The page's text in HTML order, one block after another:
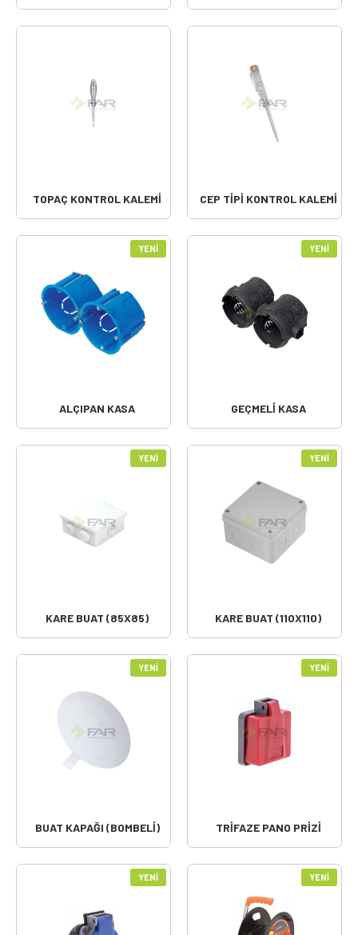
TOPAÇ KONTROL KALEMİ CEP TİPİ KONTROL KALEMİ
YENI
ALÇIPAN KASA
YENI
GEÇMELİ KASA
YENI
KARE BUAT (85X85)
YENI
KARE BUAT (110X110)
YENI
BUAT KAPAĞI (BOMBELİ)
YENI
TRİFAZE PANO PRİZİ
YENI YENI